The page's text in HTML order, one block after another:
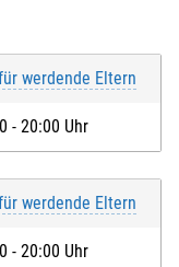
werdende Eltern
- 20:00 Uhr
werdende Eltern
- 20:00 Uhr